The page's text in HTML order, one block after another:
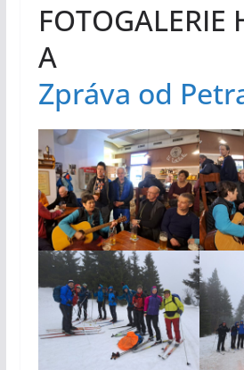
FOTOGALERIE
A
Zpráva od